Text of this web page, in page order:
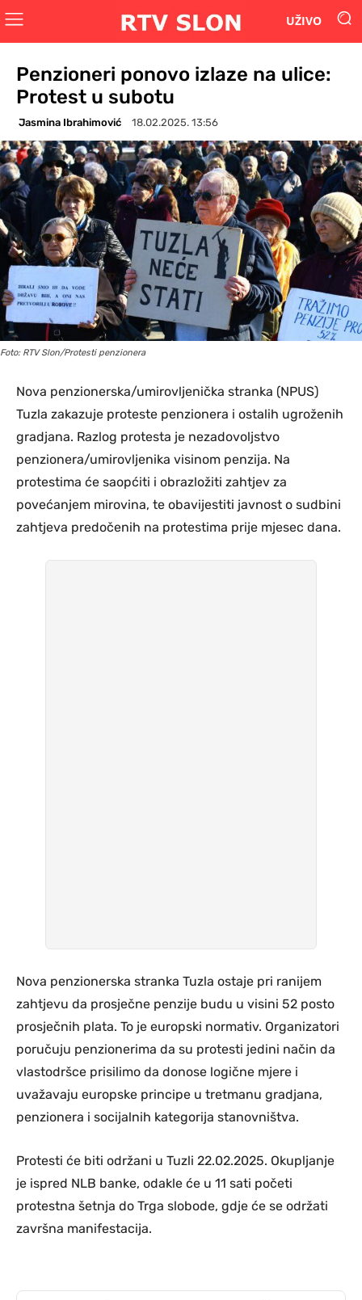
UŽIVO
Penzioneri ponovo izlaze na ulice:
Protest u subotu
Jasmina Ibrahimović 18.02.2025. 13:56
Foto: RTV Slon/Protesti penzionera
Nova penzionerska/umirovljenička stranka (NPUS)
Tuzla zakazuje proteste penzionera i ostalih ugroženih
gradjana. Razlog protesta je nezadovoljstvo
penzionera/umirovljenika visinom penzija. Na
protestima će saopćiti i obrazložiti zahtjev za
povećanjem mirovina, te obavijestiti javnost o sudbini
zahtjeva predočenih na protestima prije mjesec dana.
Nova penzionerska stranka Tuzla ostaje pri ranijem
zahtjevu da prosječne penzije budu u visini 52 posto
prosječnih plata. To je europski normativ. Organizatori
poručuju penzionerima da su protesti jedini način da
vlastodršce prisilimo da donose logične mjere i
uvažavaju europske principe u tretmanu gradjana,
penzionera i socijalnih kategorija stanovništva.
Protesti će biti održani u Tuzli 22.02.2025. Okupljanje
je ispred NLB banke, odakle će u 11 sati početi
protestna šetnja do Trga slobode, gdje će se održati
završna manifestacija.